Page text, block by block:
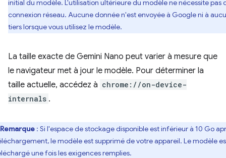
initial du modèle. L'utilisation ultérieure du modèle ne nécessite pas
connexion réseau. Aucune donnée n'est envoyée à Google ni à
tiers lorsque vous utilisez le modèle.
La taille exacte de Gemini Nano peut varier à mesure que
le navigateur met à jour le modèle. Pour déterminer la
taille actuelle, accédez à chrome://on-device-
internals .
Remarque : Si l'espace de stockage disponible est inférieur à 10 Go
le modèle est supprimé de votre appareil. Le modèle
une fois les exigences remplies.